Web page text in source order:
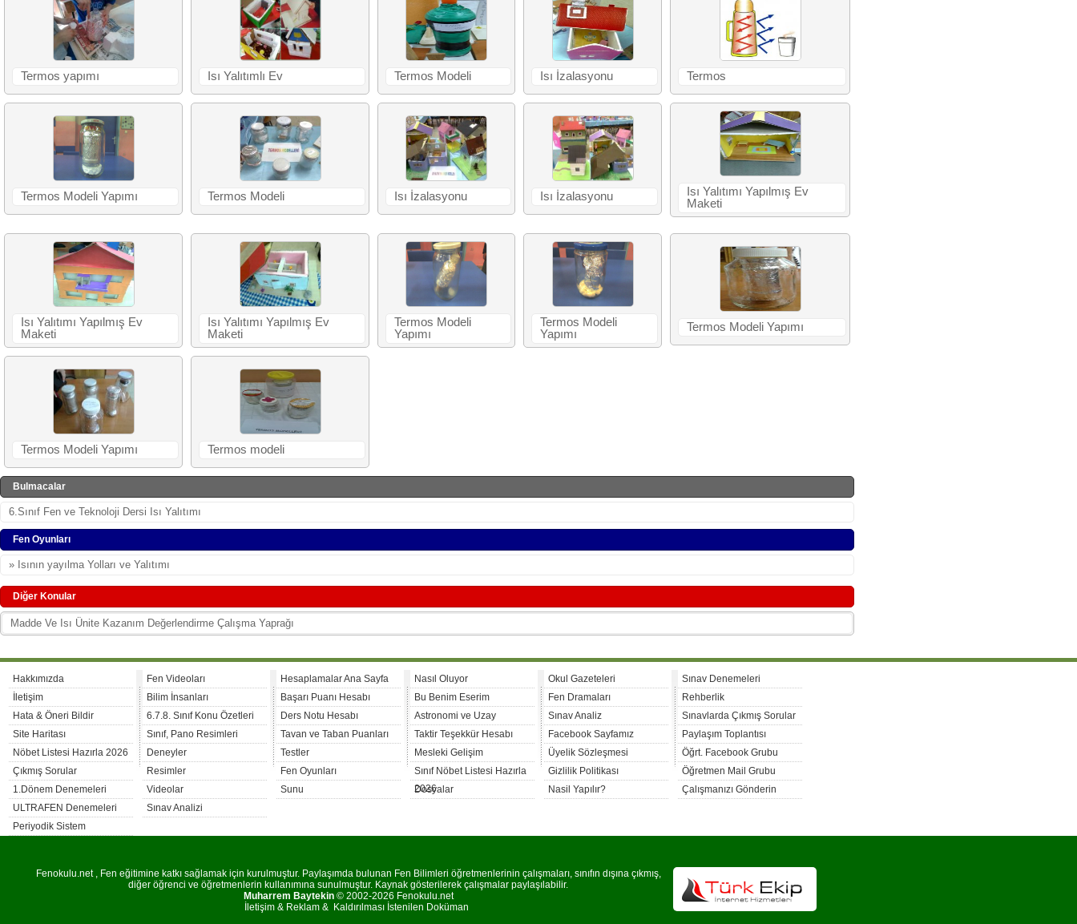
Termos yapımı Isı Yalıtımlı Ev Termos Modeli Isı İzalasyonu Termos
Termos Modeli Yapımı Termos Modeli Isı İzalasyonu Isı İzalasyonu
Isı Yalıtımı Yapılmış Ev
Maketi
Isı Yalıtımı Yapılmış Ev
Maketi
Isı Yalıtımı Yapılmış Ev
Maketi
Termos Modeli
Yapımı
Termos Modeli
Yapımı
Termos Modeli Yapımı
Termos Modeli Yapımı Termos modeli
Bulmacalar
6.Sınıf Fen ve Teknoloji Dersi Isı Yalıtımı
Fen Oyunları
» Isının yayılma Yolları ve Yalıtımı
Diğer Konular
Madde Ve Isı Ünite Kazanım Değerlendirme Çalışma Yaprağı
Hakkımızda
İletişim
Hata & Öneri Bildir
Site Haritası
Nöbet Listesi Hazırla 2026
Çıkmış Sorular
1.Dönem Denemeleri
ULTRAFEN Denemeleri
Periyodik Sistem
Fen Videoları
Bilim İnsanları
6.7.8. Sınıf Konu Özetleri
Sınıf, Pano Resimleri
Deneyler
Resimler
Videolar
Sınav Analizi
Hesaplamalar Ana Sayfa
Başarı Puanı Hesabı
Ders Notu Hesabı
Tavan ve Taban Puanları
Testler
Fen Oyunları
Sunu
Nasıl Oluyor
Bu Benim Eserim
Astronomi ve Uzay
Taktir Teşekkür Hesabı
Mesleki Gelişim
Sınıf Nöbet Listesi Hazırla
2026
Dosyalar
Okul Gazeteleri
Fen Dramaları
Sınav Analiz
Facebook Sayfamız
Üyelik Sözleşmesi
Gizlilik Politikası
Nasil Yapılır?
Sınav Denemeleri
Rehberlik
Sınavlarda Çıkmış Sorular
Paylaşım Toplantısı
Öğrt. Facebook Grubu
Öğretmen Mail Grubu
Çalışmanızı Gönderin
Fenokulu.net , Fen eğitimine katkı sağlamak için kurulmuştur. Paylaşımda bulunan Fen Bilimleri öğretmenlerinin çalışmaları, sınıfın dışına çıkmış,
diğer öğrenci ve öğretmenlerin kullanımına sunulmuştur. Kaynak gösterilerek çalışmalar paylaşılabilir.
Muharrem Baytekin© 2002-2026 Fenokulu.net
İletişim & Reklam & Kaldırılması İstenilen Doküman